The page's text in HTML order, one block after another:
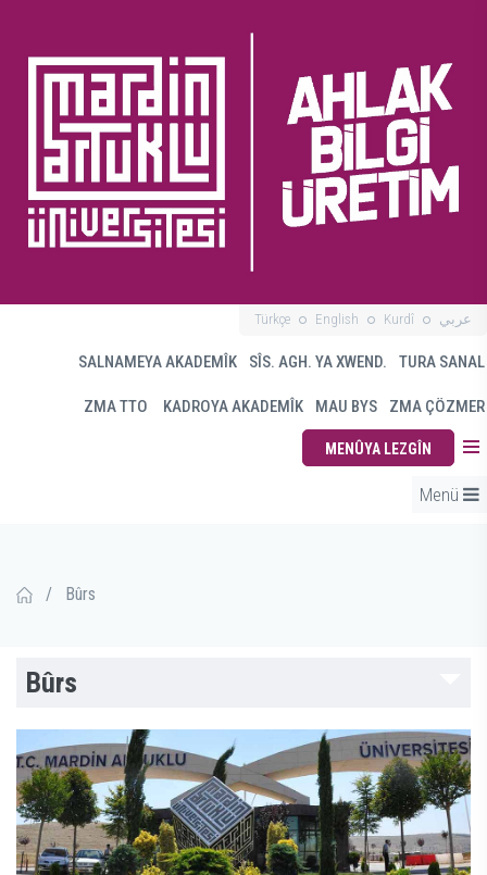
Türkçe English Kurdî عربي
SALNAMEYA AKADEMÎK SÎS. AGH. YA XWEND. TURA SANAL
ZMA TTO KADROYA AKADEMÎK MAU BYS ZMA ÇÖZMER
MENÛYA LEZGÎN
Menü
/ Bûrs
Bûrs